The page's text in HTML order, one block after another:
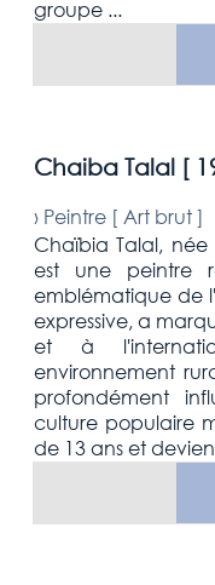
groupe ...
Chaiba Talal [
› Peintre [ Art brut]
Chaïbia Talal,
est une peintre
emblématique de
expressive, a
et à
environnement
profondément
culture populaire
de 13 ans et